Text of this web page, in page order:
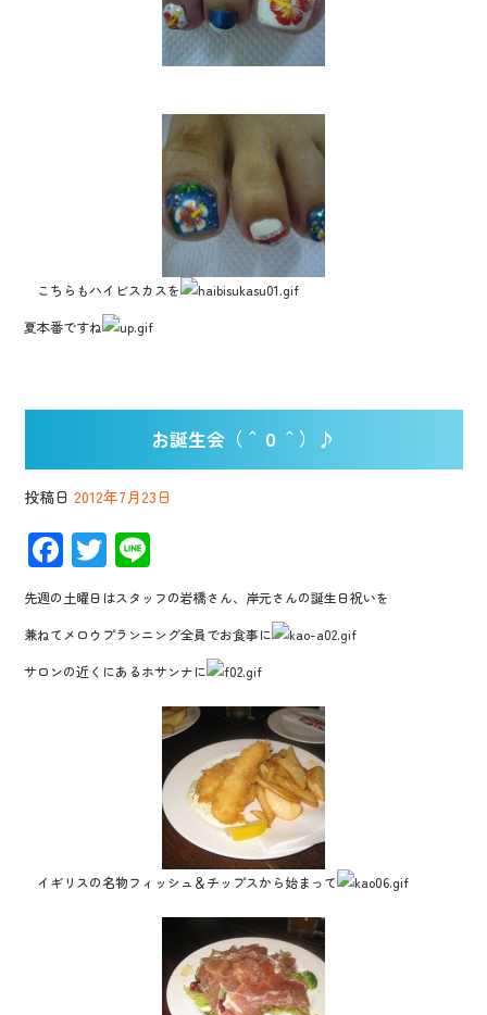
こちらもハイビスカスを
夏本番ですね
お誕生会（＾０＾）♪
投稿日 2012年7月23日
F
ac
e
b
o
T
wi
tt
er
n
e
先週の土曜日はスタッフの岩橋さん、岸元さんの誕生日祝いを
兼ねてメロウプランニング全員でお食事に
サロンの近くにあるホサンナに
イギリスの名物フィッシュ＆チップスから始まって